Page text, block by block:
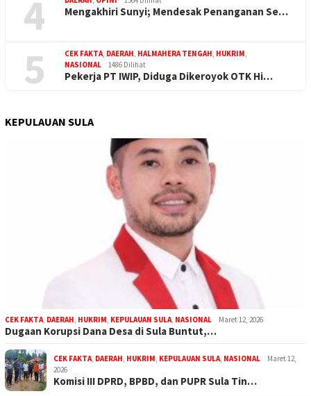
4 Mengakhiri Sunyi; Mendesak Penanganan Se…
5 CEK FAKTA, DAERAH, HALMAHERA TENGAH, HUKRIM,
NASIONAL
1486 Dilihat
Pekerja PT IWIP, Diduga Dikeroyok OTK Hi…
KEPULAUAN SULA
CEK FAKTA, DAERAH, HUKRIM, KEPULAUAN SULA, NASIONAL Maret 12, 2026
Dugaan Korupsi Dana Desa di Sula Buntut,…
CEK FAKTA, DAERAH, HUKRIM, KEPULAUAN SULA, NASIONAL
Maret 12,
2026
Komisi III DPRD, BPBD, dan PUPR Sula Tin…